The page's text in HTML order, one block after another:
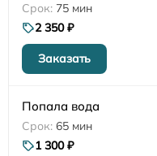
75 мин
2 350 ₽
Заказать
Попала вода
65 мин
1 300 ₽